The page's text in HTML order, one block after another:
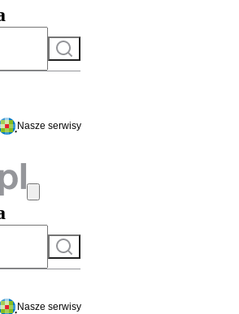
Szukaj
do serwisu
Nasze serwisy
Szukaj
Nasze serwisy